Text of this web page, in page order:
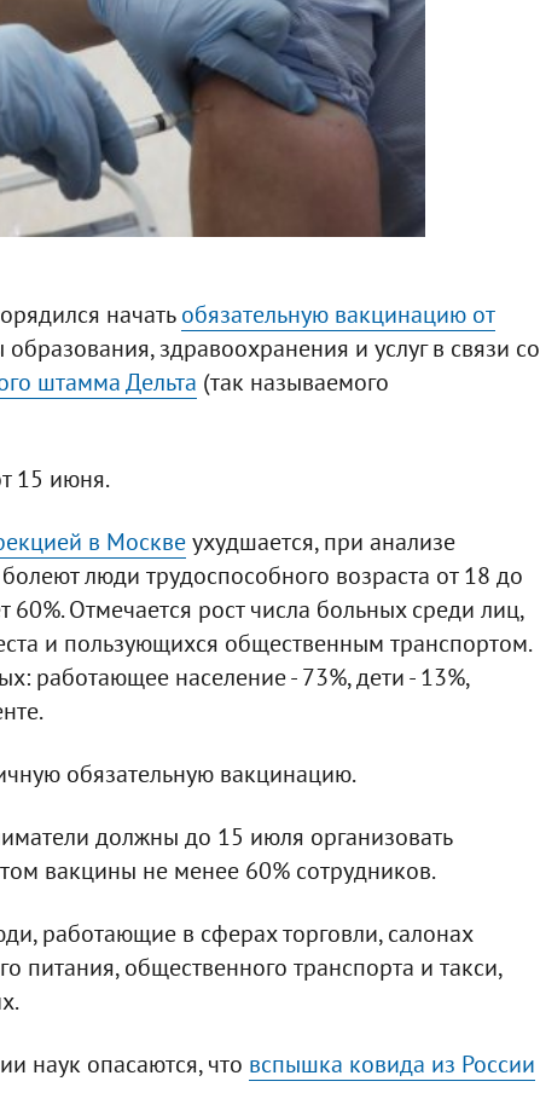
начатьобязательную вакцинацию от
здравоохранения и услуг в связи со
штамма Дельта (так называемого
15 июня.
в Москвеухудшается, при анализе
люди трудоспособного возраста от 18 до
60%. Отмечается рост числа больных среди лиц,
и пользующихся общественным транспортом.
работающее население - 73%, дети - 13%,
обязательную вакцинацию.
должны до 15 июля организовать
вакцины не менее 60% сотрудников.
работающие в сферах торговли, салонах
питания, общественного транспорта и такси,
наук опасаются, что вспышка ковида из России